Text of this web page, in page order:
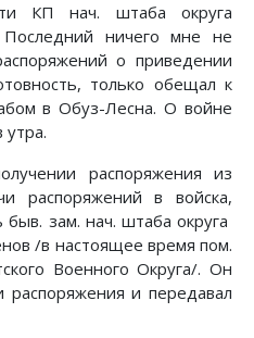
КП нач. штаба округа
ничего мне не
о приведении
только обещал к
в Обуз-Лесна. О войне
утра.
распоряжения из
распоряжений в войска,
зам. нач. штаба округа
/в настоящее время пом.
Военного Округа/. Он
и передавал